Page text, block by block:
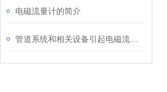
电磁流量计的简介